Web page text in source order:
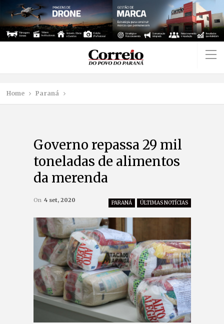
Home Paraná
Governo repassa 29 mil
toneladas de alimentos
da merenda
PARANÁ ÚLTIMAS NOTÍCIAS
On 4 set, 2020